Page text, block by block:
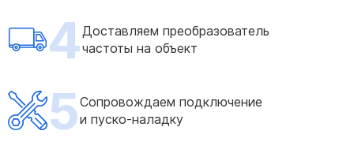
4Доставляем преобразователь
частоты на объект
5Сопровождаем подключение
и пуско-наладку